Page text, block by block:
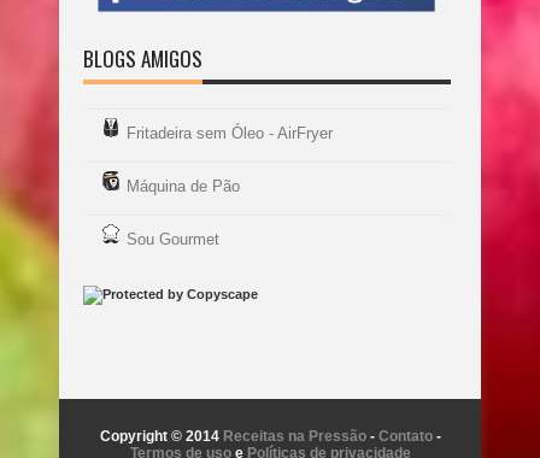
BLOGS AMIGOS
Fritadeira sem Óleo - AirFryer
Máquina de Pão
Sou Gourmet
Copyright © 2014 Receitas na Pressão- Contato-
Termos de usoe Políticas de privacidade